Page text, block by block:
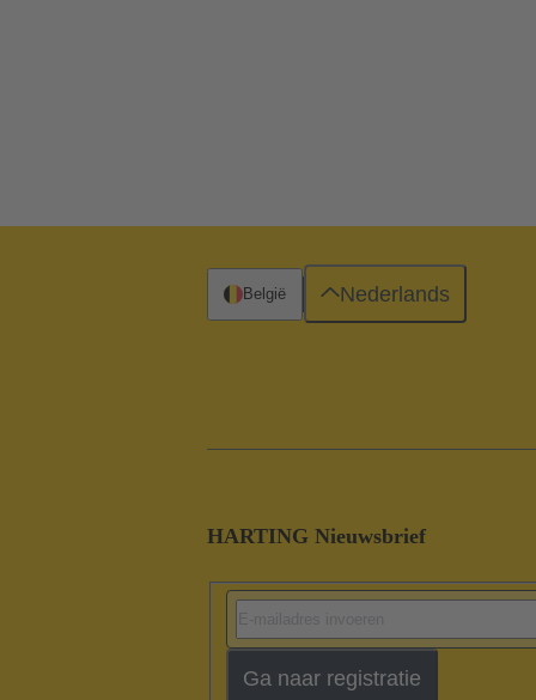
HARTING Nieuwsbrief
Ga naar registratie
België Nederlands